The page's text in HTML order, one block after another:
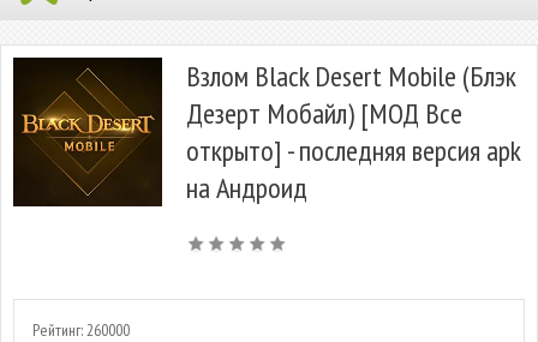
Взлом Black Desert Mobile (Блэк
Дезерт Мобайл) [МОД Все
открыто] - последняя версия apk
на Андроид
Рейтинг: 260000